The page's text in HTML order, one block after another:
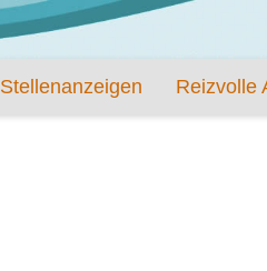
Stellenanzeigen Reizvolle